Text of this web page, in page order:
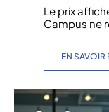
Le prix
Campus ne
EN SAVOIR